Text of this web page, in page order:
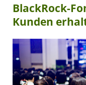
BlackRock-
Kunden